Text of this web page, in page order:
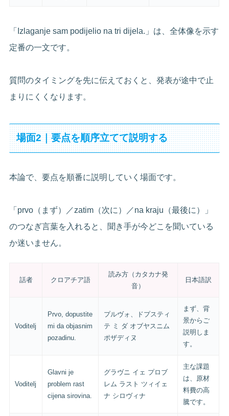
「Izlaganje sam podijelio na tri dijela.」は、全体像を示す
定番の一文です。
質問のタイミングを先に伝えておくと、発表が途中で止
まりにくくなります。
場面2｜要点を順序立てて説明する
本論で、要点を順番に説明していく場面です。
「prvo（まず）／zatim（次に）／na kraju（最後に）」
のつなぎ言葉を入れると、聞き手が今どこを聞いている
か迷いません。
話者 クロアチア語
読み方（カタカナ発
音）
日本語訳
Voditelj
Prvo, dopustite
mi da objasnim
pozadinu.
プルヴォ、ドプスティ
テ ミ ダ オブヤスニム
ポザディヌ
まず、背
景からご
説明しま
す。
Voditelj
Glavni je
problem rast
cijena sirovina.
グラヴニ イェ プロブ
レム ラスト ツィイェ
ナ シロヴィナ
主な課題
は、原材
料費の高
騰です。